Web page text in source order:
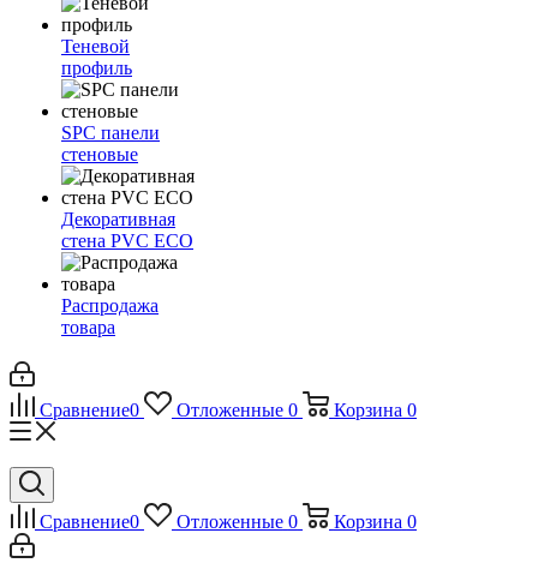
Теневой
профиль
SPC панели
стеновые
Декоративная
стена PVC ECO
Распродажа
товара
Сравнение0 Отложенные 0 Корзина 0
Сравнение0 Отложенные 0 Корзина 0